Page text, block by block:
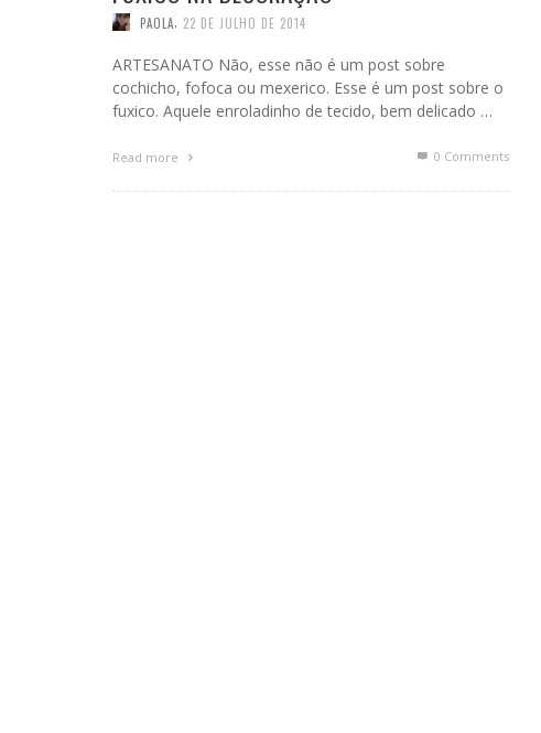
PAOLA 22 DE JULHO DE 2014
ARTESANATO Não, esse não é um post sobre
cochicho, fofoca ou mexerico. Esse é um post sobre o
fuxico. Aquele enroladinho de tecido, bem delicado …
Read more 0 Comments